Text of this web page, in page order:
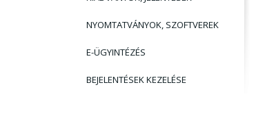
NYOMTATVÁNYOK, SZOFTVEREK
E-ÜGYINTÉZÉS
BEJELENTÉSEK KEZELÉSE